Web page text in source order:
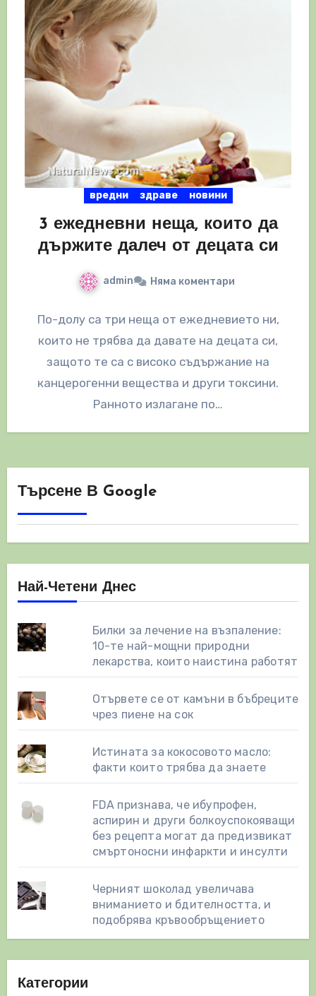
вредни здраве новини
3 ежедневни неща, които да
държите далеч от децата си
admin Няма коментари
По-долу са три неща от ежедневието ни,
които не трябва да давате на децата си,
защото те са с високо съдържание на
канцерогенни вещества и други токсини.
Ранното излагане по…
Търсене В Google
Най-Четени Днес
Билки за лечение на възпаление:
10-те най-мощни природни
лекарства, които наистина работят
Отървете се от камъни в бъбреците
чрез пиене на сок
Истината за кокосовото масло:
факти които трябва да знаете
FDA признава, че ибупрофен,
аспирин и други болкоуспокояващи
без рецепта могат да предизвикат
смъртоносни инфаркти и инсулти
Черният шоколад увеличава
вниманието и бдителността, и
подобрява кръвообръщението
Категории